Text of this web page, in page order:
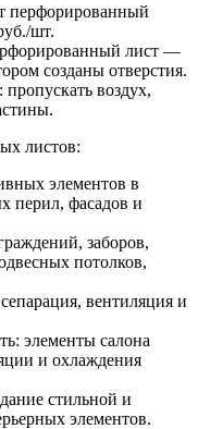
перфорированный
шт.
лист —
созданы отверстия.
воздух,
листов:
элементов в
перил, фасадов и
заборов,
потолков,
вентиляция и
элементы салона
и охлаждения
стильной и
элементов.